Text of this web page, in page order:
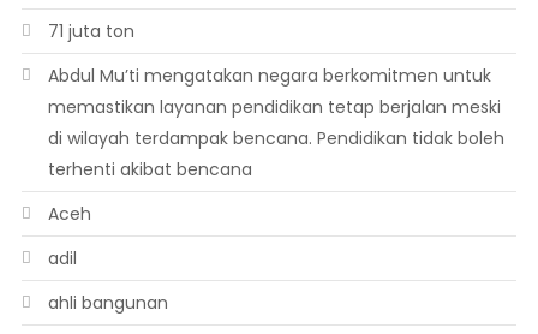
71 juta ton
Abdul Mu’ti mengatakan negara berkomitmen untuk
memastikan layanan pendidikan tetap berjalan meski
di wilayah terdampak bencana. Pendidikan tidak boleh
terhenti akibat bencana
Aceh
adil
ahli bangunan